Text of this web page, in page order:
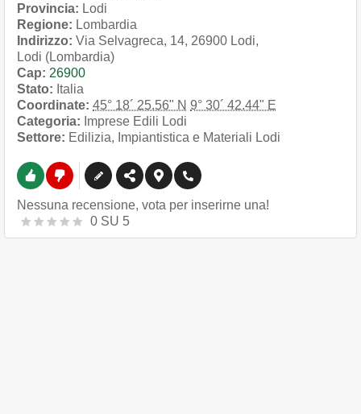
Provincia: Lodi
Regione: Lombardia
Indirizzo: Via Selvagreca, 14, 26900 Lodi,
Lodi (Lombardia)
Cap: 26900
Stato: Italia
Coordinate: 45° 18´ 25.56" N 9° 30´ 42.44" E
Categoria: Imprese Edili Lodi
Settore: Edilizia, Impiantistica e Materiali Lodi
Nessuna recensione, vota per inserirne una!
0 SU 5